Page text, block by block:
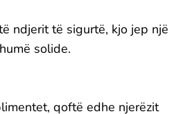
ndjerit të sigurtë, kjo jep një
solide.
qoftë edhe njerëzit